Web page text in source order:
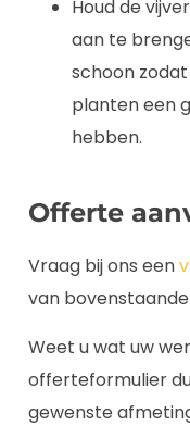
Houd de
aan te
schoon
planten een
hebben.
Offerte
Vraag bij ons een
van
Weet u wat uw
offerteformulier
gewenste